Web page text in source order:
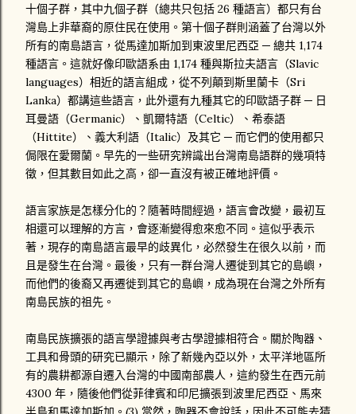
十個子群，其中九個子群（總共只包括 26 種語言）都只有台
灣島上非華裔的原住民在使用。第十個子群則涵蓋了台灣以外
所有的南島語言，從馬達加斯加到東波里尼西亞 ─ 總共 1,174
種語言。這就好像印歐語系由 1,174 種與斯拉夫語言（Slavic
languages）相近的語言組成，從不列顛到斯里蘭卡（Sri
Lanka）都講這些語言，此外還有九種其它的印歐語子群 ─ 日
耳曼語（Germanic）、凱爾特語（Celtic）、希泰語
（Hittite）、義大利語（Italic）及其它 ─ 而它們的使用都只
侷限在愛爾蘭。早先的一些研究辨識出台灣南島語群的幾項特
徵，但其數目如此之高，卻一直沒有被正確地評價。
語言家族是怎樣分化的？隨著時間經過，語言會改變，最初互
相還可以理解的方言，會逐漸變得愈來愈不同。這似乎表示
著，現存的南島語言最早的歧異化，必然發生在很久以前，而
且是發生在台灣。最後，只有一群台灣人遷徙到其它的島嶼，
而他們的後裔又再遷徙到其它的島嶼，成為現在台灣之外所有
南島民族的祖先。
南島民族擴張的語言學證據與考古學證據相符合。關於陶器、
工具和骨頭的研究已顯示，除了新幾內亞以外，太平洋地區所
有的農耕都源自遷入台灣的中國南部農人，這約發生在西元前
4300 年，隨後他們從菲律賓和印尼擴張到波里尼西亞、馬來